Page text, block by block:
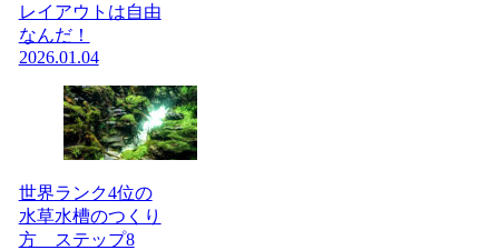
レイアウトは自由
なんだ！
2026.01.04
世界ランク4位の
水草水槽のつくり
方 ステップ8